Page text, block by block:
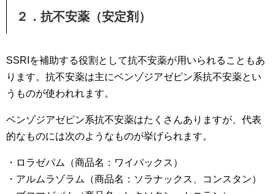
２．抗不安薬（安定剤）
SSRIを補助する役割として抗不安薬が用いられることもあ
ります。抗不安薬は主にベンゾジアゼピン系抗不安薬とい
うものが使われれます。
ベンゾジアゼピン系抗不安薬はたくさんありますが、代表
的なものには次のようなものが挙げられます。
・ロラゼパム（商品名：ワイパックス）
・アルムラゾラム（商品名：ソラナックス、コンスタン）